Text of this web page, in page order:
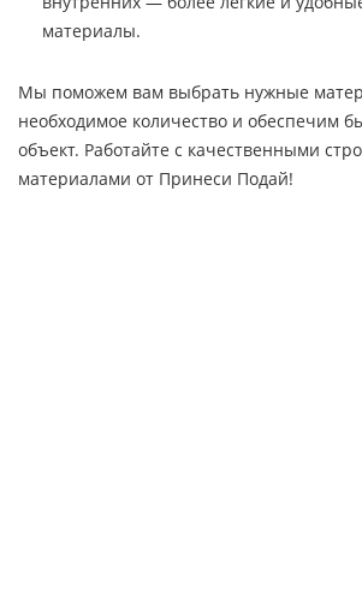
материалы.
Мы поможем вам выбрать нужные
необходимое количество и обеспечим
объект. Работайте с качественными
материалами от Принеси Подай!